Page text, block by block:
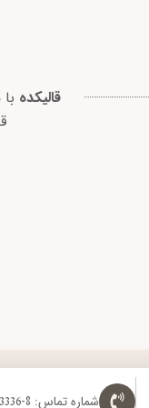
قالیکده
شماره تماس: 8-22073336-021